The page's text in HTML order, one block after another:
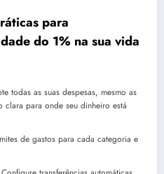
para
do 1% na sua vida
todas as suas despesas, mesmo as
clara para onde seu dinheiro está
de gastos para cada categoria e